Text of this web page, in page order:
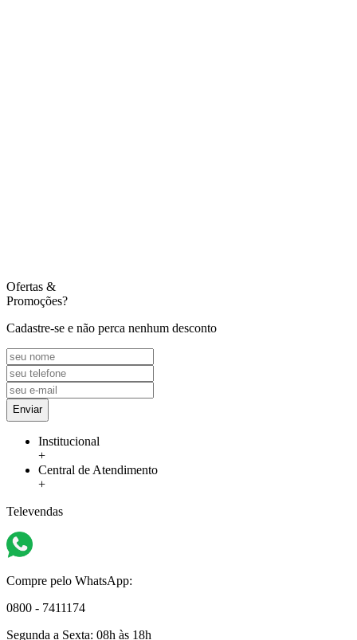
Ofertas &
Promoções?
Cadastre-se e não perca nenhum desconto
Enviar
Institucional
+
Central de Atendimento
+
Televendas
Compre pelo WhatsApp:
0800 - 7411174
Segunda a Sexta: 08h às 18h